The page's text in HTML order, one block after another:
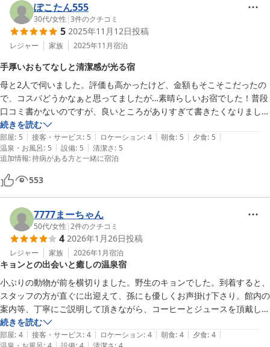
ぽこたん555
30代/女性 |3件のクチコミ
5 2025年11月12日投稿
レジャー 家族 2025年11月宿泊
手厚いおもてなしと清潔感が光る宿
母と2人で伺いました。評価も高かったけど、金額もそこそこだったの
で、コスパどうかなぁと思ってましたが…素晴らしいお宿でした！普段
口コミ書かないのですが、良いところがありすぎて書きたくなりまし
た。
まず、宿に遅れて着いたのですが、お二人がすごい笑顔で車に迎えに来
てくださり、手厚くて驚きました。
部屋は写真の通り、広くてベッドも大きく、畳が気持ちよくて快適でし
た。少し潔癖症なのですが、部屋に限らず、館内の至る所に清潔感のこ
そして楽しみだった夕食は、大変豪華でお腹いっぱいになりました。
お出汁の味、素材の味をすごく感じるものばかりで、普段味の濃いもの
を食べている人には薄いと感じるのではないかと思います。
見た目も綺麗で、特に金目鯛の煮付けは、一緒に煮ていた刻み生姜と食
べるとアクセントになって美味しかったです。
高い宿では上品な量しかないところもありますが、たくさん食べる私で
も満足しました！
量が多いのに全然胃もたれするものがなく、味の濃さで喉が乾くことも
なく、すごく素敵なお食事でした。
朝食も少しずつおいしいものがあり、夕食ともに大変美味しかったで
続きを読む
部屋: 5 | 接客・サービス: 5 | ロケーション: 4 | 朝食: 5 | 夕食: 5 |
温泉・お風呂: 5 | 設備: 5 | 清潔さ: 5
追加情報:持病がある方と一緒に宿泊
553
7777まーちゃん
50代/女性 |2件のクチコミ
4 2026年1月26日投稿
レジャー 家族 2026年1月宿泊
キョンとの出会いと癒しの温泉宿
小ぶりの動物が前を横切りました。野生のキョンでした。到着すると、
スタッフの方が直ぐに出迎えて、孫にも優しくお声掛け下さり。館内の
案内等、丁寧にご説明して頂きながら、コーヒーとジュースを頂戴しま
した。貸し切り温泉で身体を温め。時間でなので、時計があると良いの
かなとも思いました。ピノのアイスのサービスもあり。お夕飯は、前菜
続きを読む
部屋: 4 | 接客・サービス: 4 | ロケーション: 4 | 朝食: 4 | 夕食: 4 |
| |